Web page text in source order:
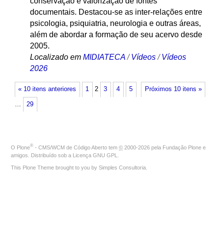
documentais. Destacou-se as inter-relações entre
psicologia, psiquiatria, neurologia e outras áreas,
além de abordar a formação de seu acervo desde
2005.
Localizado em MIDIATECA /Vídeos /Vídeos
2026
« 10 itens anteriores Próximos 10 itens »
1 2 3 4 5
… 29
O Plone® - CMS/WCM de Código Aberto tem © 2000-2026 pela Fundação Plone e
amigos. Distribuído sob a Licença GNU GPL
This Plone Theme brought to you by Simples Consultoria